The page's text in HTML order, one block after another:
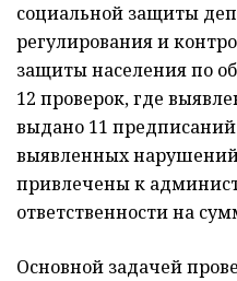
социальной защиты
регулирования и
защиты населения по
12 проверок, где
выдано 11
выявленных
привлечены к
ответственности на
Основной задачей